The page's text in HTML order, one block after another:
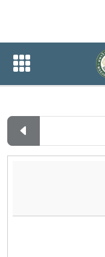
ปฏิทินกิจกร
ปฏิทินกิจกรรมขอ